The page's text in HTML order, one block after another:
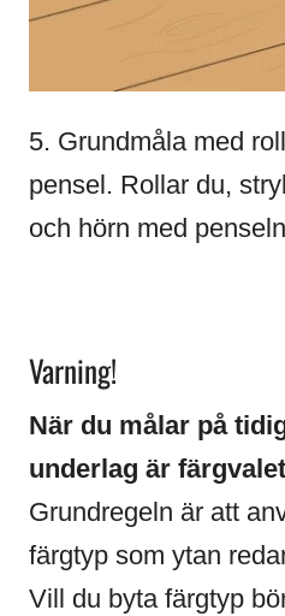
5. Grundmåla med
pensel. Rollar du,
och hörn med
Varning!
När du målar på
underlag är
Grundregeln är att
färgtyp som ytan
Vill du byta färgtyp